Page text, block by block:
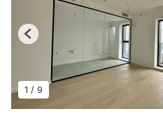
1 / 9
Previous